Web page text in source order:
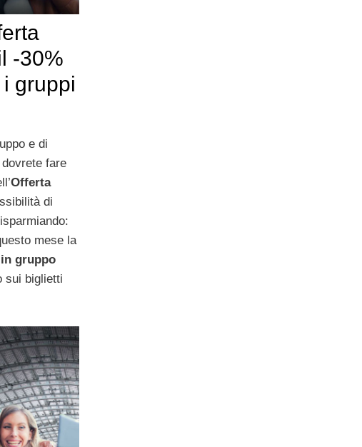
-30%
gruppi
e di
fare
Offerta
di
mese la
gruppo
sui biglietti